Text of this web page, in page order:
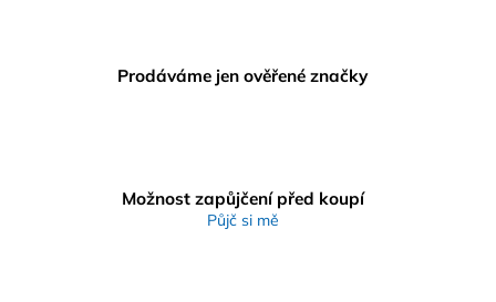
Prodáváme jen ověřené značky
Možnost zapůjčení před koupí
Půjč si mě